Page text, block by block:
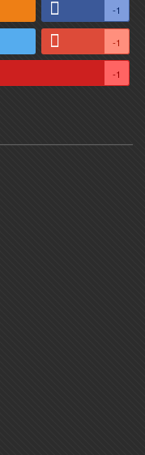
-1
-1
-1